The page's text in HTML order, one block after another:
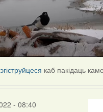
каб пакідаць
- 08:40